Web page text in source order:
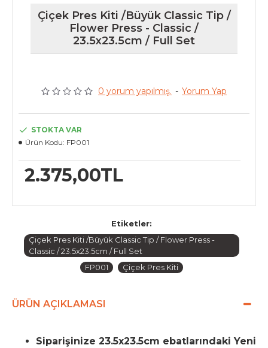
Çiçek Pres Kiti /Büyük Classic Tip /
Flower Press - Classic /
23.5x23.5cm / Full Set
0 yorum yapılmış. - Yorum Yap
2.375,00TL
STOKTA VAR
Ürün Kodu: FP001
Etiketler:
Çiçek Pres Kiti /Büyük Classic Tip / Flower Press -
Classic / 23.5x23.5cm / Full Set
FP001
Çiçek Pres Kiti
ÜRÜN AÇIKLAMASI
Siparişinize 23.5x23.5cm ebatlarındaki Yeni